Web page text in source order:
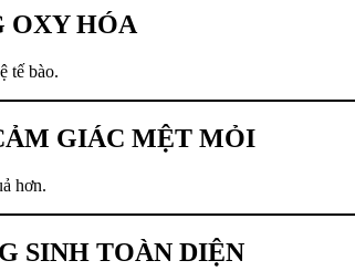
OXY HÓA
tế bào.
GIÁC MỆT MỎI
hơn.
SINH TOÀN DIỆN